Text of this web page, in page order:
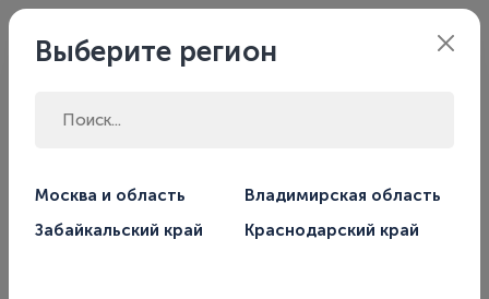
Москва
Выберите регион
Москва и область
Владимирская область
Забайкальский край
Краснодарский край